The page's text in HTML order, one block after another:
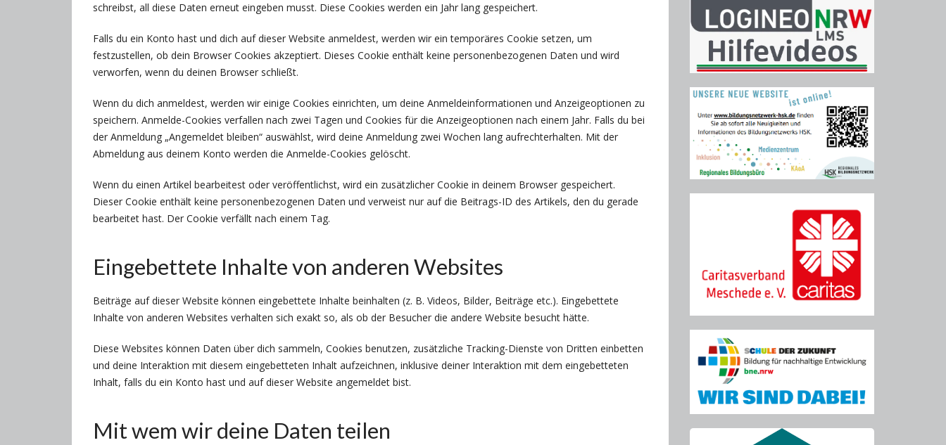
schreibst, all diese Daten erneut eingeben musst. Diese Cookies werden ein Jahr lang gespeichert.
Falls du ein Konto hast und dich auf dieser Website anmeldest, werden wir ein temporäres Cookie setzen, um
festzustellen, ob dein Browser Cookies akzeptiert. Dieses Cookie enthält keine personenbezogenen Daten und wird
verworfen, wenn du deinen Browser schließt.
Wenn du dich anmeldest, werden wir einige Cookies einrichten, um deine Anmeldeinformationen und Anzeigeoptionen zu
speichern. Anmelde-Cookies verfallen nach zwei Tagen und Cookies für die Anzeigeoptionen nach einem Jahr. Falls du bei
der Anmeldung „Angemeldet bleiben“ auswählst, wird deine Anmeldung zwei Wochen lang aufrechterhalten. Mit der
Abmeldung aus deinem Konto werden die Anmelde-Cookies gelöscht.
Wenn du einen Artikel bearbeitest oder veröffentlichst, wird ein zusätzlicher Cookie in deinem Browser gespeichert.
Dieser Cookie enthält keine personenbezogenen Daten und verweist nur auf die Beitrags-ID des Artikels, den du gerade
bearbeitet hast. Der Cookie verfällt nach einem Tag.
Eingebettete Inhalte von anderen Websites
Beiträge auf dieser Website können eingebettete Inhalte beinhalten (z. B. Videos, Bilder, Beiträge etc.). Eingebettete
Inhalte von anderen Websites verhalten sich exakt so, als ob der Besucher die andere Website besucht hätte.
Diese Websites können Daten über dich sammeln, Cookies benutzen, zusätzliche Tracking-Dienste von Dritten einbetten
und deine Interaktion mit diesem eingebetteten Inhalt aufzeichnen, inklusive deiner Interaktion mit dem eingebetteten
Inhalt, falls du ein Konto hast und auf dieser Website angemeldet bist.
Mit wem wir deine Daten teilen